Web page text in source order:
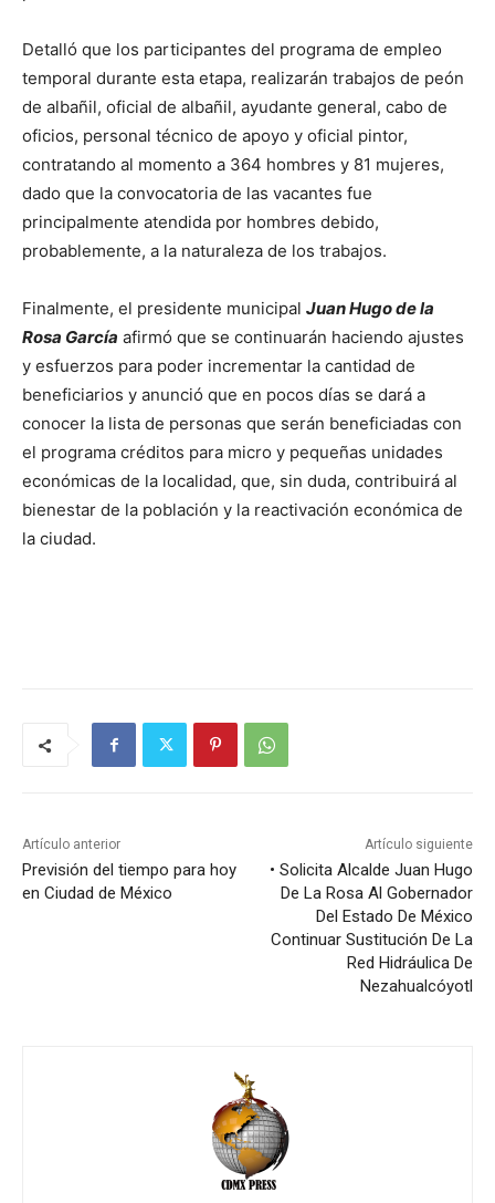
Detalló que los participantes del programa de empleo
temporal durante esta etapa, realizarán trabajos de peón
de albañil, oficial de albañil, ayudante general, cabo de
oficios, personal técnico de apoyo y oficial pintor,
contratando al momento a 364 hombres y 81 mujeres,
dado que la convocatoria de las vacantes fue
principalmente atendida por hombres debido,
probablemente, a la naturaleza de los trabajos.
Finalmente, el presidente municipal Juan Hugo de la
Rosa García afirmó que se continuarán haciendo ajustes
y esfuerzos para poder incrementar la cantidad de
beneficiarios y anunció que en pocos días se dará a
conocer la lista de personas que serán beneficiadas con
el programa créditos para micro y pequeñas unidades
económicas de la localidad, que, sin duda, contribuirá al
bienestar de la población y la reactivación económica de
la ciudad.
Artículo anterior
Previsión del tiempo para hoy
en Ciudad de México
Artículo siguiente
• Solicita Alcalde Juan Hugo
De La Rosa Al Gobernador
Del Estado De México
Continuar Sustitución De La
Red Hidráulica De
Nezahualcóyotl